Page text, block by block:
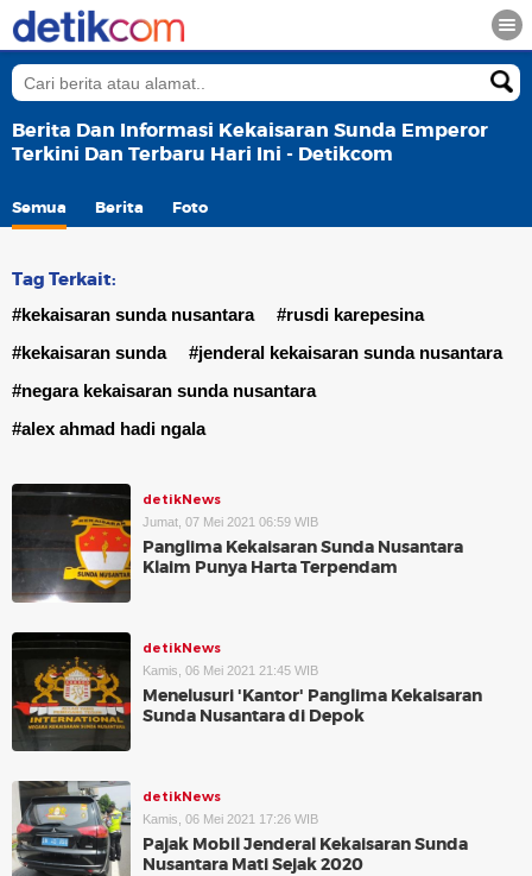
Berita Dan Informasi Kekaisaran Sunda Emperor
Terkini Dan Terbaru Hari Ini - Detikcom
Semua Berita Foto
Tag Terkait:
#kekaisaran sunda nusantara
#rusdi karepesina
#kekaisaran sunda
#jenderal kekaisaran sunda nusantara
#negara kekaisaran sunda nusantara
#alex ahmad hadi ngala
detikNews
Jumat, 07 Mei 2021 06:59 WIB
Panglima Kekaisaran Sunda Nusantara
Klaim Punya Harta Terpendam
detikNews
Kamis, 06 Mei 2021 21:45 WIB
Menelusuri 'Kantor' Panglima Kekaisaran
Sunda Nusantara di Depok
detikNews
Kamis, 06 Mei 2021 17:26 WIB
Pajak Mobil Jenderal Kekaisaran Sunda
Nusantara Mati Sejak 2020